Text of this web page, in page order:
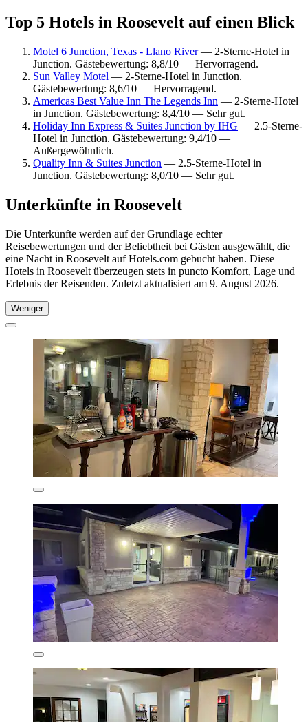
Top 5 Hotels in Roosevelt auf einen Blick
Motel 6 Junction, Texas - Llano River— 2-Sterne-Hotel in
Junction. Gästebewertung: 8,8/10 — Hervorragend.
Sun Valley Motel — 2-Sterne-Hotel in Junction.
Gästebewertung: 8,6/10 — Hervorragend.
Americas Best Value Inn The Legends Inn — 2-Sterne-Hotel
in Junction. Gästebewertung: 8,4/10 — Sehr gut.
Holiday Inn Express & Suites Junction by IHG — 2.5-Sterne-
Hotel in Junction. Gästebewertung: 9,4/10 —
Außergewöhnlich.
Quality Inn & Suites Junction — 2.5-Sterne-Hotel in
Junction. Gästebewertung: 8,0/10 — Sehr gut.
Unterkünfte in Roosevelt
Die Unterkünfte werden auf der Grundlage echter
Reisebewertungen und der Beliebtheit bei Gästen ausgewählt, die
eine Nacht in Roosevelt auf Hotels.com gebucht haben. Diese
Hotels in Roosevelt überzeugen stets in puncto Komfort, Lage und
Erlebnis der Reisenden. Zuletzt aktualisiert am 9. August 2026.
Weniger